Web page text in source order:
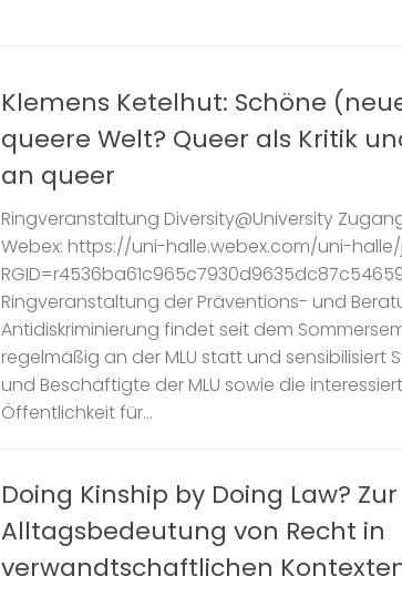
Klemens Ketelhut: Schöne
queere Welt? Queer als Kritik
an queer
Ringveranstaltung Diversity@University
Webex: https://uni-halle.webex.com/uni-
Ringveranstaltung der Präventions- und
Antidiskriminierung findet seit dem
regelmäßig an der MLU statt und sensibilisiert
und Beschäftigte der MLU sowie die
Öffentlichkeit für...
Doing Kinship by Doing Law? Zur
Alltagsbedeutung von Recht in
verwandtschaftlichen